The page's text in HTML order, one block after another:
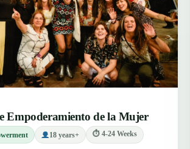
Empoderamiento de la Mujer
18 years+ ⏱ 4-24 Weeks